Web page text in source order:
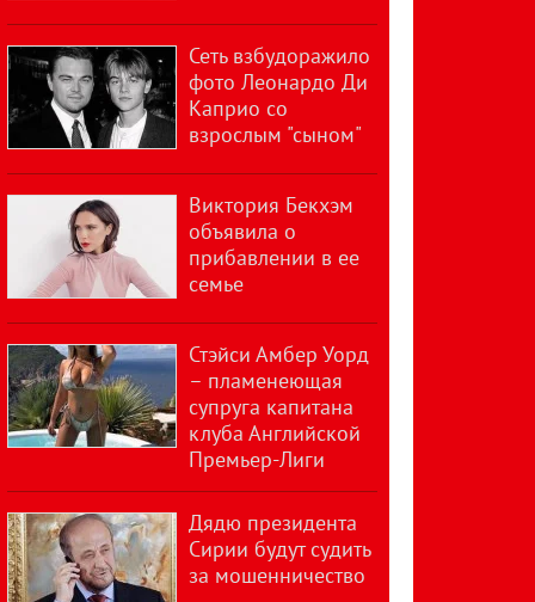
Сеть взбудоражило
фото Леонардо Ди
Каприо со
взрослым "сыном"
Виктория Бекхэм
объявила о
прибавлении в ее
семье
Стэйси Амбер Уорд
– пламенеющая
супруга капитана
клуба Английской
Премьер-Лиги
Дядю президента
Сирии будут судить
за мошенничество